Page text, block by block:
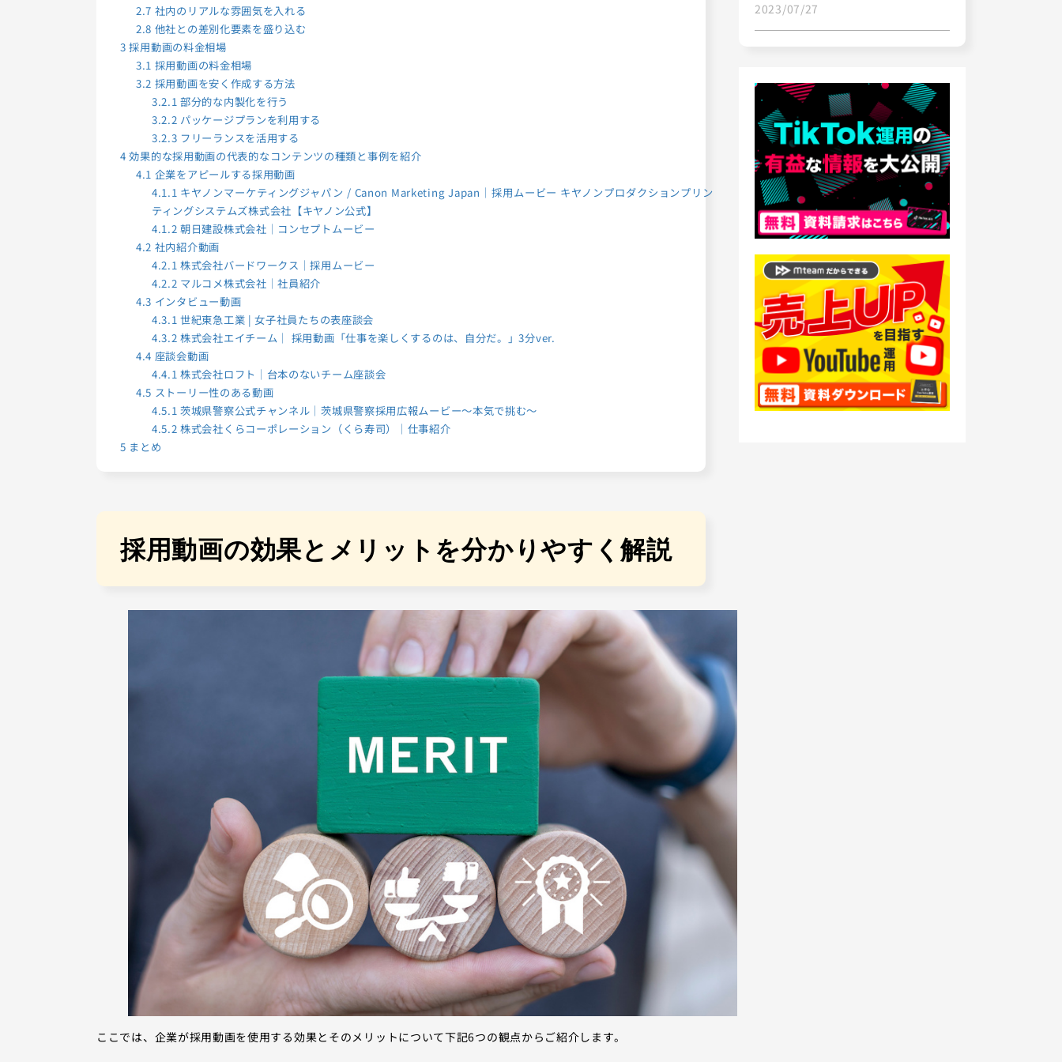
2.7 社内のリアルな雰囲気を入れる
2.8 他社との差別化要素を盛り込む
3 採用動画の料金相場
3.1 採用動画の料金相場
3.2 採用動画を安く作成する方法
3.2.1 部分的な内製化を行う
3.2.2 パッケージプランを利用する
3.2.3 フリーランスを活用する
4 効果的な採用動画の代表的なコンテンツの種類と事例を紹介
4.1 企業をアピールする採用動画
4.1.1 キヤノンマーケティングジャパン / Canon Marketing Japan｜採用ムービー キヤノンプロダクションプリン
ティングシステムズ株式会社【キヤノン公式】
4.1.2 朝日建設株式会社｜コンセプトムービー
4.2 社内紹介動画
4.2.1 株式会社バードワークス｜採用ムービー
4.2.2 マルコメ株式会社｜社員紹介
4.3 インタビュー動画
4.3.1 世紀東急工業 | 女子社員たちの表座談会
4.3.2 株式会社エイチーム｜ 採用動画「仕事を楽しくするのは、自分だ。」3分ver.
4.4 座談会動画
4.4.1 株式会社ロフト｜台本のないチーム座談会
4.5 ストーリー性のある動画
4.5.1 茨城県警察公式チャンネル｜茨城県警察採用広報ムービー～本気で挑む～
4.5.2 株式会社くらコーポレーション（くら寿司）｜仕事紹介
5 まとめ
採用動画の効果とメリットを分かりやすく解説
ここでは、企業が採用動画を使用する効果とそのメリットについて下記6つの観点からご紹介します。
2023/07/27